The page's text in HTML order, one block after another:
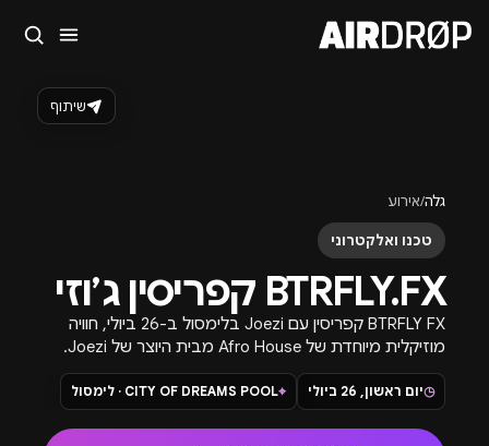
גלה/אירוע
טכנו ואלקטרוני
BTRFLY.FX קפריסין ג׳וזי
BTRFLY FX קפריסין עם Joezi בלימסול ב-26 ביולי, חוויה
מוזיקלית מיוחדת של Afro House מבית היוצר של Joezi.
◷יום ראשון, 26 ביולי ⌖CITY OF DREAMS POOL · לימסול
שיתוף
סגור